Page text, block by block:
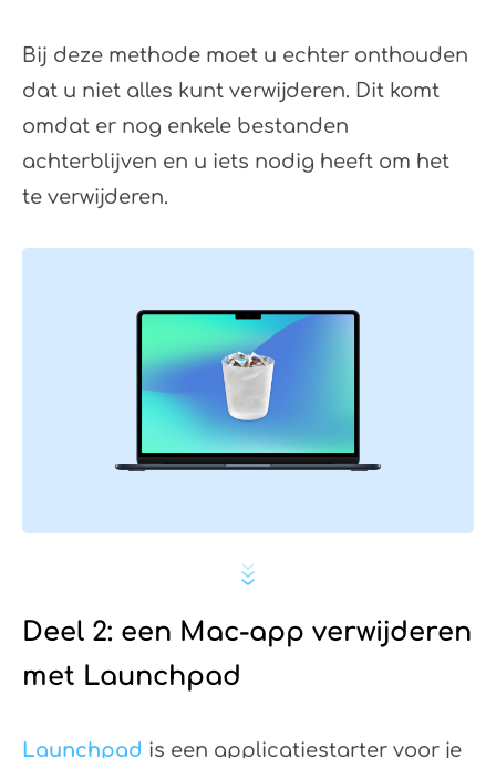
Bij deze methode moet u echter onthouden
dat u niet alles kunt verwijderen. Dit komt
omdat er nog enkele bestanden
achterblijven en u iets nodig heeft om het
te verwijderen.
Deel 2: een Mac-app verwijderen
met Launchpad
Launchpad is een applicatiestarter voor je